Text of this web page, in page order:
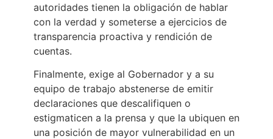
autoridades tienen la obligación de hablar
con la verdad y someterse a ejercicios de
transparencia proactiva y rendición de
cuentas.
Finalmente, exige al Gobernador y a su
equipo de trabajo abstenerse de emitir
declaraciones que descalifiquen o
estigmaticen a la prensa y que la ubiquen en
una posición de mayor vulnerabilidad en un